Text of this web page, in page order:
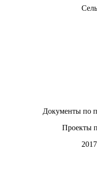
Документы по
Проекты
2017